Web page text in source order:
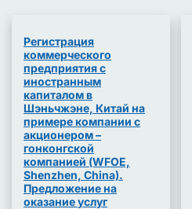
Регистрация
коммерческого
предприятия с
иностранным
капиталом в
Шэньчжэне, Китай на
примере компании с
акционером –
гонконгской
компанией (WFOE,
Shenzhen, China).
Предложение на
оказание услуг